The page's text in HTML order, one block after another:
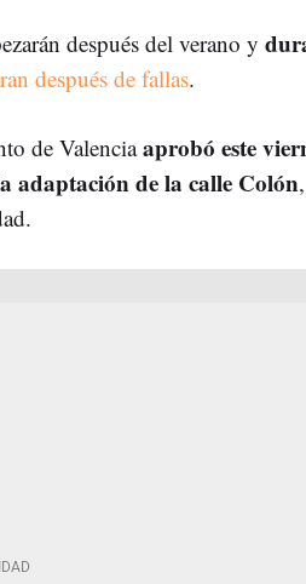
después del verano y
después de fallas.
de Valenciaaprobó este
adaptación de la calle Colón